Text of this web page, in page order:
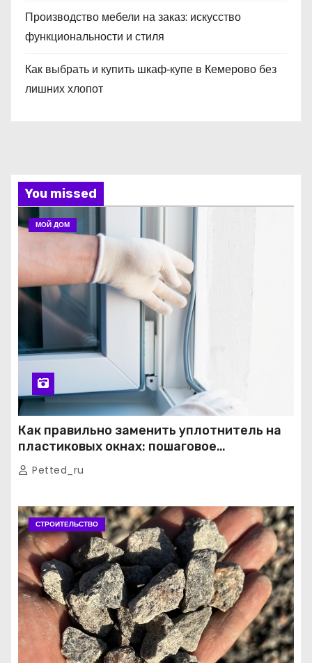
Производство мебели на заказ: искусство
функциональности и стиля
Как выбрать и купить шкаф‑купе в Кемерово без
лишних хлопот
You missed
МОЙ ДОМ
Как правильно заменить уплотнитель на
пластиковых окнах: пошаговое
руководство от экспертов
Petted_ru
СТРОИТЕЛЬСТВО